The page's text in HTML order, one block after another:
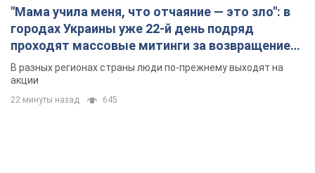
"Мама учила меня, что отчаяние — это зло": в
городах Украины уже 22-й день подряд
проходят массовые митинги за возвращение
Федорова. Фото и видео
В разных регионах страны люди по-прежнему выходят на
акции
22 минуты назад 645